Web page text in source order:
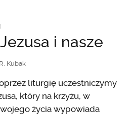
i nasze
Kubak
liturgię uczestniczymy
który na krzyżu, w
życia wypowiada